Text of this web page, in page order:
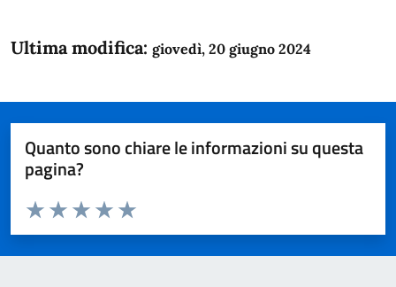
Ultima modifica: giovedì, 20 giugno 2024
Quanto sono chiare le informazioni su questa
pagina?
Domanda
Valuta da 1 a 5 stelle la pagina
Valuta 5 stelle su 5
Valuta 4 stelle su 5
Valuta 3 stelle su 5
Valuta 2 stelle su 5
Valuta 1 stelle su 5